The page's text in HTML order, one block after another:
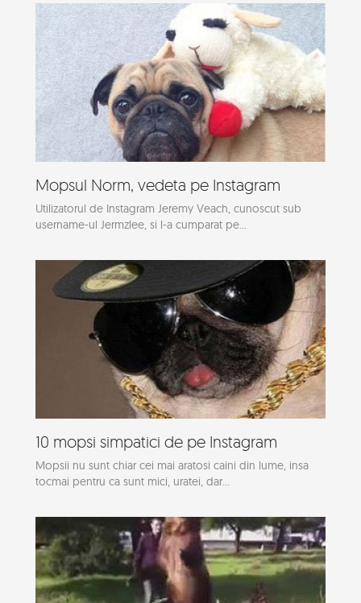
Mopsul Norm, vedeta pe Instagram
Utilizatorul de Instagram Jeremy Veach, cunoscut sub
username-ul Jermzlee, si l-a cumparat pe...
10 mopsi simpatici de pe Instagram
Mopsii nu sunt chiar cei mai aratosi caini din lume, insa
tocmai pentru ca sunt mici, uratei, dar...